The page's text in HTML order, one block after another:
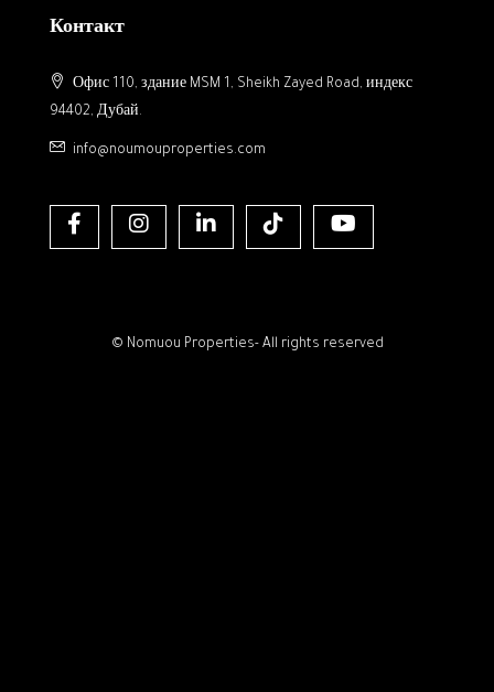
Контакт
Офис 110, здание MSM 1, Sheikh Zayed Road, индекс
94402, Дубай.
info@noumouproperties.com
© Nomuou Properties- All rights reserved